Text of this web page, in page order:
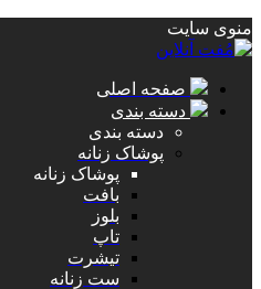
منوی سایت
صفحه اصلی
دسته بندی
دسته بندی
پوشاک زنانه
پوشاک زنانه
بافت
بلوز
تاپ
تیشرت
ست زنانه